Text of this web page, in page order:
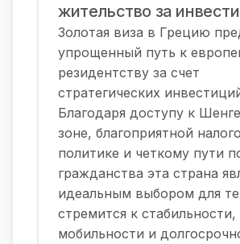
жительство за
Золотая виза в Грецию
упрощенный путь к
резидентству за счет
стратегических
Благодаря доступу к
зоне, благоприятной
политике и четкому пути
гражданства эта страна
идеальным выбором для
стремится к стабильности,
мобильности и